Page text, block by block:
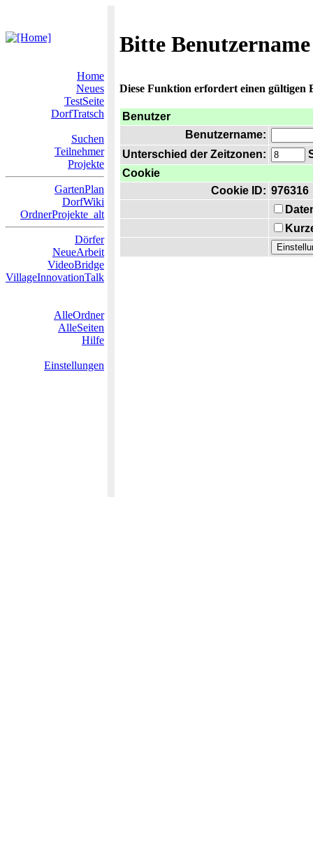
Bitte
Home
Neues
TestSeite
DorfTratsch
Suchen
Teilnehmer
Projekte
GartenPlan
DorfWiki
OrdnerProjekte_alt
Dörfer
NeueArbeit
VideoBridge
VillageInnovationTalk
AlleOrdner
AlleSeiten
Hilfe
Einstellungen
Diese Funktion erfordert einen gültigen
Benutzer
Benutzername:
Unterschied der Zeitzonen:
Cookie
Cookie ID: 976316